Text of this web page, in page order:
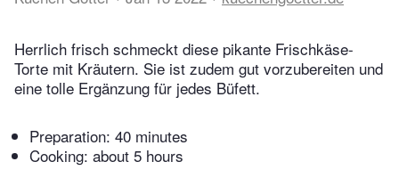
Herrlich frisch schmeckt diese pikante Frischkäse-
Torte mit Kräutern. Sie ist zudem gut vorzubereiten und
eine tolle Ergänzung für jedes Büfett.
Preparation: 40 minutes
Cooking: about 5 hours